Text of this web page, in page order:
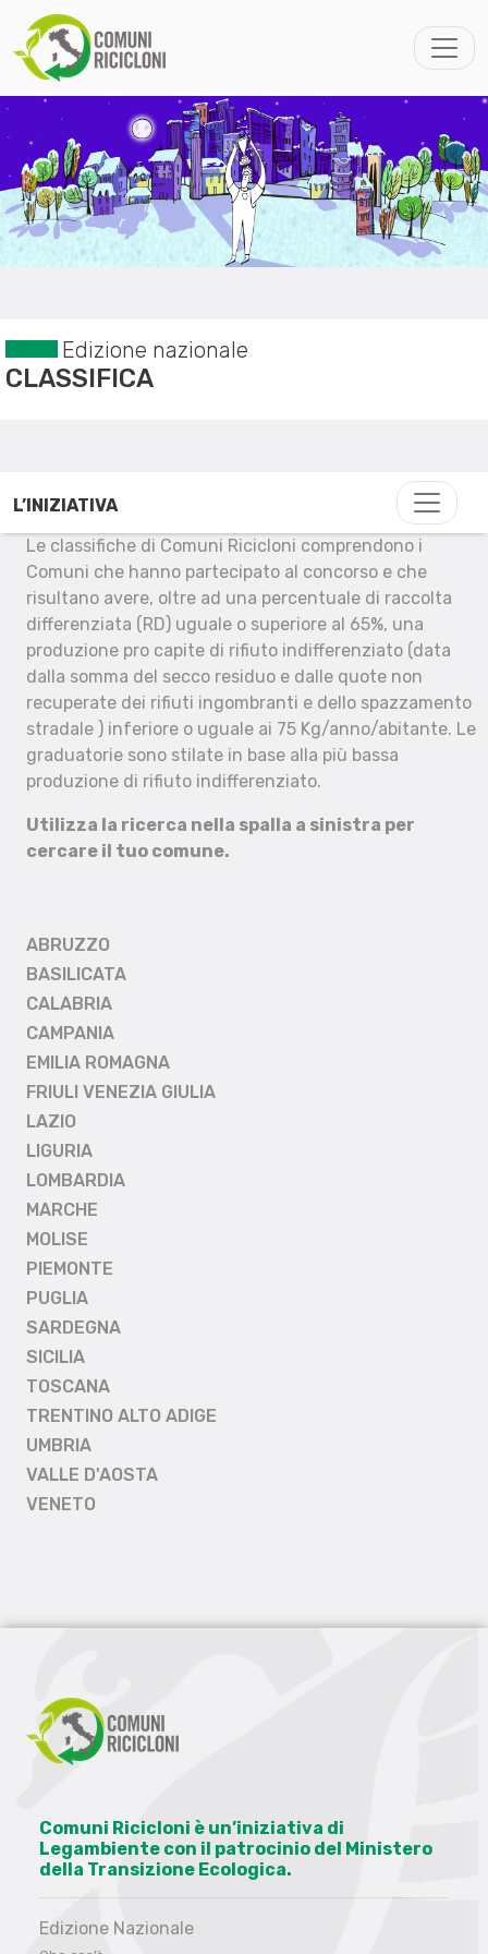
Edizione nazionale
CLASSIFICA
L’INIZIATIVA
Le classifiche di Comuni Ricicloni comprendono i
Comuni che hanno partecipato al concorso e che
risultano avere, oltre ad una percentuale di raccolta
differenziata (RD) uguale o superiore al 65%, una
produzione pro capite di rifiuto indifferenziato (data
dalla somma del secco residuo e dalle quote non
recuperate dei rifiuti ingombranti e dello spazzamento
stradale ) inferiore o uguale ai 75 Kg/anno/abitante. Le
graduatorie sono stilate in base alla più bassa
produzione di rifiuto indifferenziato.
Utilizza la ricerca nella spalla a sinistra per
cercare il tuo comune.
ABRUZZO
BASILICATA
CALABRIA
CAMPANIA
EMILIA ROMAGNA
FRIULI VENEZIA GIULIA
LAZIO
LIGURIA
LOMBARDIA
MARCHE
MOLISE
PIEMONTE
PUGLIA
SARDEGNA
SICILIA
TOSCANA
TRENTINO ALTO ADIGE
UMBRIA
VALLE D'AOSTA
VENETO
Comuni Ricicloni è un’iniziativa di
Legambiente con il patrocinio del Ministero
della Transizione Ecologica.
Edizione Nazionale